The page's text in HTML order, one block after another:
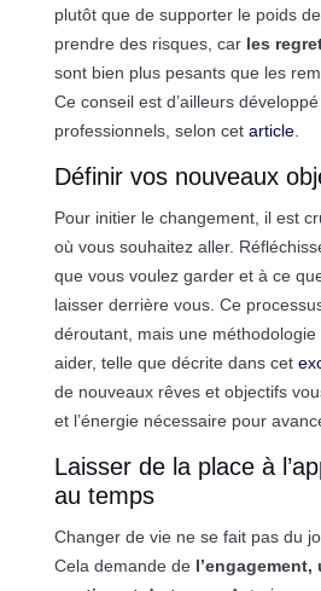
plutôt que de supporter le poids
prendre des risques, car les
sont bien plus pesants que les
Ce conseil est d’ailleurs
professionnels, selon cet article.
Définir vos nouveaux
Pour initier le changement, il est
où vous souhaitez aller.
que vous voulez garder et à ce
laisser derrière vous. Ce
déroutant, mais une
aider, telle que décrite dans cet
de nouveaux rêves et objectifs
et l’énergie nécessaire pour
Laisser de la place à
au temps
Changer de vie ne se fait pas du
Cela demande de